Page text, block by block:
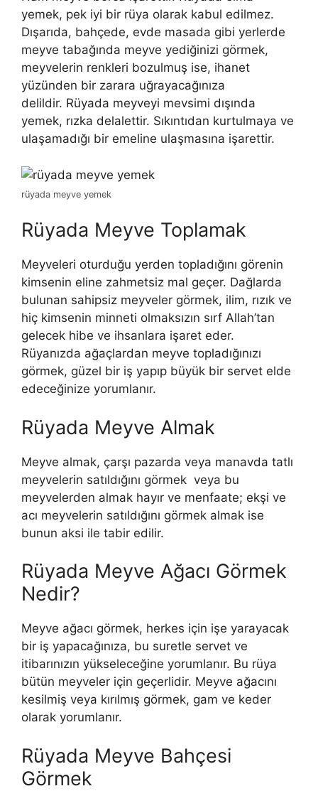
yemek, pek iyi bir rüya olarak kabul edilmez.
Dışarıda, bahçede, evde masada gibi yerlerde
meyve tabağında meyve yediğinizi görmek,
meyvelerin renkleri bozulmuş ise, ihanet
yüzünden bir zarara uğrayacağınıza
delildir. Rüyada meyveyi mevsimi dışında
yemek, rızka delalettir. Sıkıntıdan kurtulmaya ve
ulaşamadığı bir emeline ulaşmasına işarettir.
rüyada meyve yemek
Rüyada Meyve Toplamak
Meyveleri oturduğu yerden topladığını görenin
kimsenin eline zahmetsiz mal geçer. Dağlarda
bulunan sahipsiz meyveler görmek, ilim, rızık ve
hiç kimsenin minneti olmaksızın sırf Allah’tan
gelecek hibe ve ihsanlara işaret eder.
Rüyanızda ağaçlardan meyve topladığınızı
görmek, güzel bir iş yapıp büyük bir servet elde
edeceğinize yorumlanır.
Rüyada Meyve Almak
Meyve almak, çarşı pazarda veya manavda tatlı
meyvelerin satıldığını görmek veya bu
meyvelerden almak hayır ve menfaate; ekşi ve
acı meyvelerin satıldığını görmek almak ise
bunun aksi ile tabir edilir.
Rüyada Meyve Ağacı Görmek
Nedir?
Meyve ağacı görmek, herkes için işe yarayacak
bir iş yapacağınıza, bu suretle servet ve
itibarınızın yükseleceğine yorumlanır. Bu rüya
bütün meyveler için geçerlidir. Meyve ağacını
kesilmiş veya kırılmış görmek, gam ve keder
olarak yorumlanır.
Rüyada Meyve Bahçesi
Görmek